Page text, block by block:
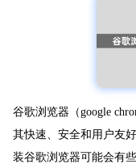
谷歌浏览器（google
其快速、安全和用户友
装谷歌浏览器可能会有